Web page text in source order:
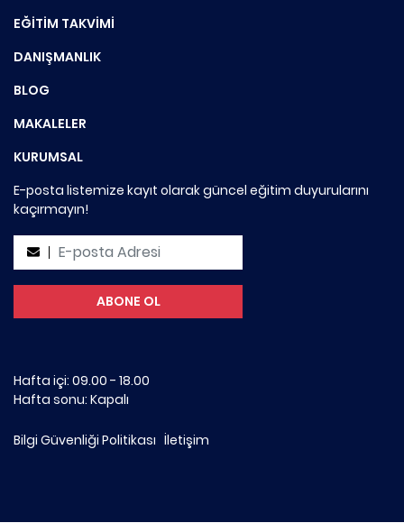
EĞİTİM TAKVİMİ
DANIŞMANLIK
BLOG
MAKALELER
KURUMSAL
E-posta listemize kayıt olarak güncel eğitim duyurularını
kaçırmayın!
Hafta içi: 09.00 - 18.00
Hafta sonu: Kapalı
Bilgi Güvenliği Politikası İletişim